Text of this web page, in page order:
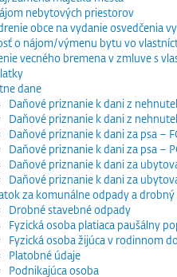
nebytových priestorov
obce na vydanie osvedčenia
o nájom/výmenu bytu vo
vecného bremena v zmluve s
dane
Daňové priznanie k dani z
Daňové priznanie k dani z
Daňové priznanie k dani za psa –
Daňové priznanie k dani za psa –
Daňové priznanie k dani za
Daňové priznanie k dani za
za komunálne odpady a
Drobné stavebné odpady
Fyzická osoba platiaca paušálny
Fyzická osoba žijúca v rodinnom
Platobné údaje
Podnikajúca osoba